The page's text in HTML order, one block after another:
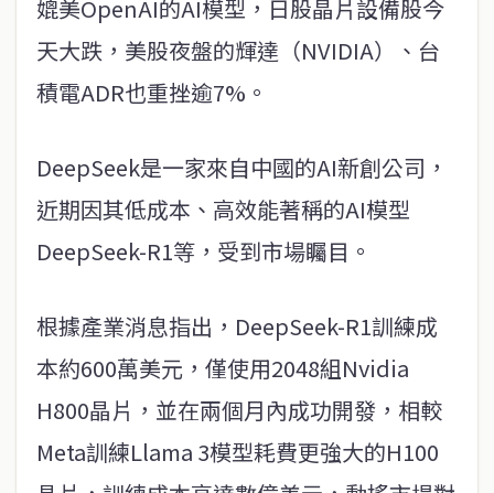
媲美OpenAI的AI模型，日股晶片設備股今
天大跌，美股夜盤的輝達（NVIDIA）、台
積電ADR也重挫逾7%。
DeepSeek是一家來自中國的AI新創公司，
近期因其低成本、高效能著稱的AI模型
DeepSeek-R1等，受到市場矚目。
根據產業消息指出，DeepSeek-R1訓練成
本約600萬美元，僅使用2048組Nvidia
H800晶片，並在兩個月內成功開發，相較
Meta訓練Llama 3模型耗費更強大的H100